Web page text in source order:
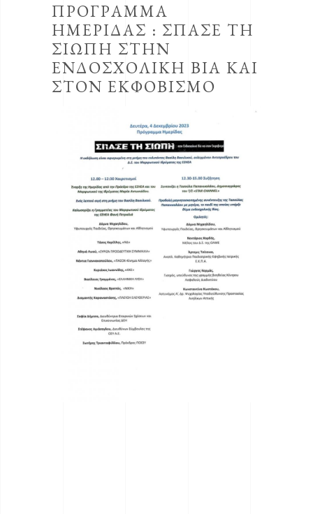
ΠΡΟΓΡΑΜΜΑ
ΗΜΕΡΙΔΑΣ : ΣΠΑΣΕ ΤΗ
ΣΙΩΠΗ ΣΤΗΝ
ΕΝΔΟΣΧΟΛΙΚΗ ΒΙΑ ΚΑΙ
ΣΤΟΝ ΕΚΦΟΒΙΣΜΟ